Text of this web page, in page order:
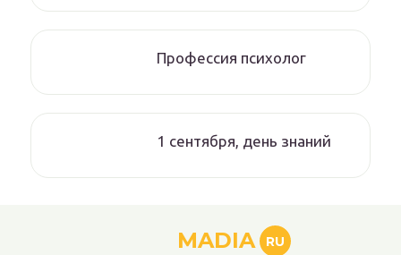
Профессия психолог
1 сентября, день знаний
MADIA RU